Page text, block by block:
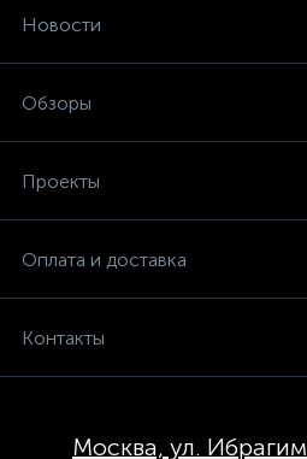
Новости
Обзоры
Проекты
Оплата и доставка
Контакты
Москва, ул.